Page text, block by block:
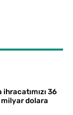
ihracatımızı 36
dolara